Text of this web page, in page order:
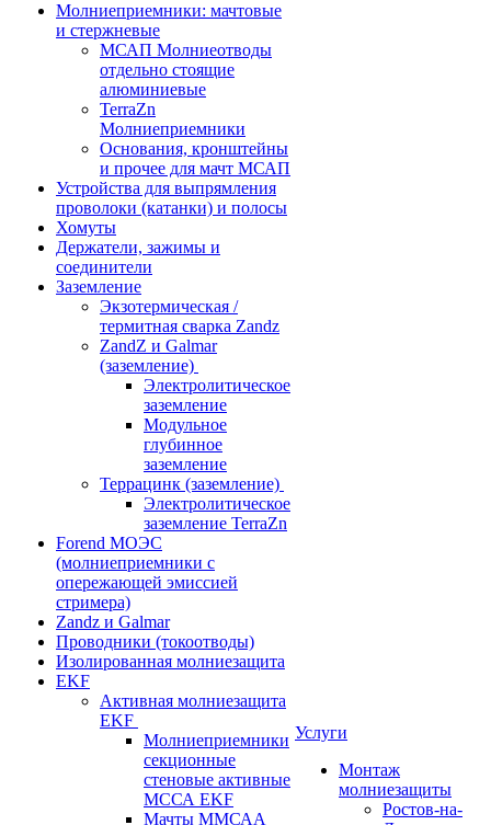
Молниеприемники: мачтовые
и стержневые
МСАП Молниеотводы
отдельно стоящие
алюминиевые
TerraZn
Молниеприемники
Основания, кронштейны
и прочее для мачт МСАП
Устройства для выпрямления
проволоки (катанки) и полосы
Хомуты
Держатели, зажимы и
соединители
Заземление
Экзотермическая /
термитная сварка Zandz
ZandZ и Galmar
(заземление)
Электролитическое
заземление
Модульное
глубинное
заземление
Террацинк (заземление)
Электролитическое
заземление TerraZn
Forend МОЭС
(молниеприемники с
опережающей эмиссией
стримера)
Zandz и Galmar
Проводники (токоотводы)
Изолированная молниезащита
EKF
Активная молниезащита
EKF
Молниеприемники
секционные
стеновые активные
МССА EKF
Мачты ММСАА
Услуги
Монтаж
молниезащиты
Ростов-на-